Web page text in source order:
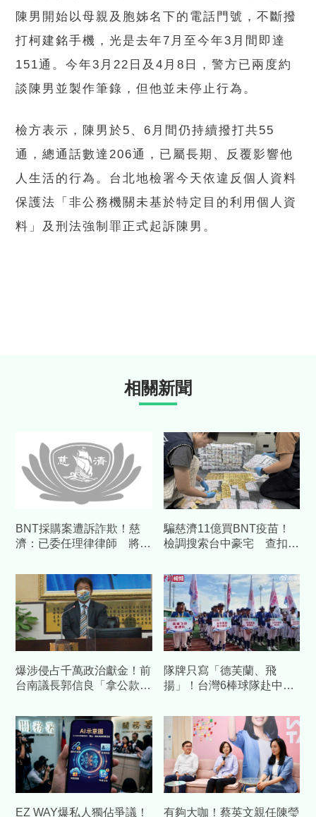
陳男開始以母親及胞姊名下的電話門號，不斷撥
打柯建銘手機，光是去年7月至今年3月間即達
151通。今年3月22日及4月8日，警方已兩度約
談陳男並製作筆錄，但他並未停止行為。
檢方表示，陳男於5、6月間仍持續撥打共55
通，總通話數達206通，已屬長期、反覆影響他
人生活的行為。台北地檢署今天依違反個人資料
保護法「非公務機關未基於特定目的利用個人資
料」及刑法強制罪正式起訴陳男。
相關新聞
BNT採購案遭訴詐欺！慈
濟：已委任理律律師 將採
騙慈濟11億買BNT疫苗！
檢調搜索台中豪宅 查扣逾
爆涉侵占千萬政治獻金！前
台南議長郭信良「拿公款補
刑
隊牌只寫「德芙蘭、飛
揚」！台灣6棒球隊赴中交
EZ WAY爆私人獨佔爭議！ 有夠大咖！蔡英文親任陳瑩